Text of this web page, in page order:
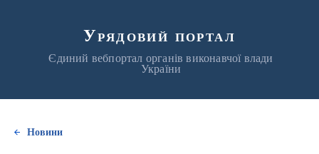
Урядовий портал
Єдиний вебпортал органів виконавчої влади
України
Новини